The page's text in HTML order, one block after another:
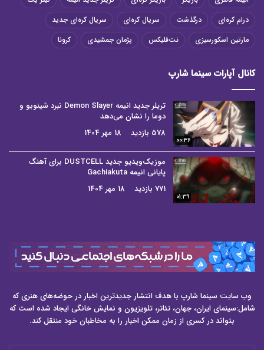
درام کره‌ای
درگذشت سریال کره‌ای
سریال کره‌ای جدید
مارتین اسکورسیزی
نت‌فلیکس پژمان جمشیدی کرونا
کانال آپارات سینما شارپ
00:36
تریلر جدید انیمه Demon Slayer نبرد شینوبو و
دوما را نشان می‌دهد
578 بازدید
18 مهر 1404
01:39
موزیک‌ویدیو جدید DUSTCELL برای آهنگ
پایانی انیمه Gachiakuta
771 بازدید
18 مهر 1404
وب سایت سینما شارپ با هدف انتشار جدیدترین اخبار در حوضه‌های هنری که
شامل:سینمای ایران، جهان، تئاتر، تلویزیون و نمایش خانگی ایجاد شده است که
بتواند در کسری از زمان ممکن اخبار را به مخاطبان خود منتقل کند.